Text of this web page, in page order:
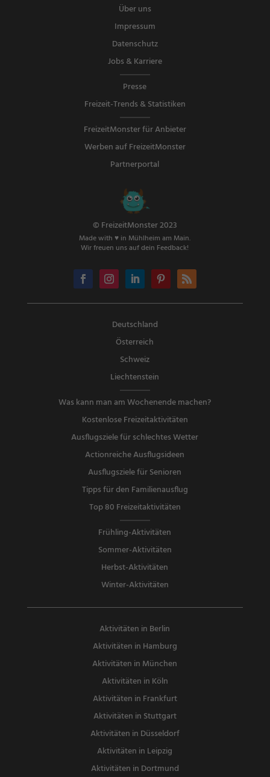
Über uns
Impressum
Datenschutz
Jobs & Karriere
Presse
Freizeit-Trends & Statistiken
FreizeitMonster für Anbieter
Werben auf FreizeitMonster
Partnerportal
© FreizeitMonster 2023
Made with ♥ in Mühlheim am Main.
Wir freuen uns auf dein Feedback!
Deutschland
Österreich
Schweiz
Liechtenstein
Was kann man am Wochenende machen?
Kostenlose Freizeitaktivitäten
Ausflugsziele für schlechtes Wetter
Actionreiche Ausflugsideen
Ausflugsziele für Senioren
Tipps für den Familienausflug
Top 80 Freizeitaktivitäten
Frühling-Aktivitäten
Sommer-Aktivitäten
Herbst-Aktivitäten
Winter-Aktivitäten
Aktivitäten in Berlin
Aktivitäten in Hamburg
Aktivitäten in München
Aktivitäten in Köln
Aktivitäten in Frankfurt
Aktivitäten in Stuttgart
Aktivitäten in Düsseldorf
Aktivitäten in Leipzig
Aktivitäten in Dortmund